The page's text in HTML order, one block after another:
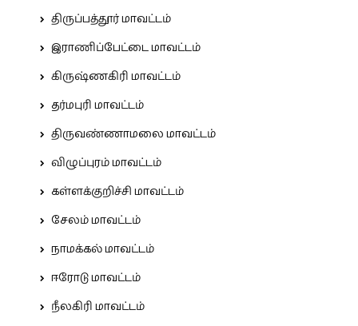
திருப்பத்தூர் மாவட்டம்
இராணிப்பேட்டை மாவட்டம்
கிருஷ்ணகிரி மாவட்டம்
தர்மபுரி மாவட்டம்
திருவண்ணாமலை மாவட்டம்
விழுப்புரம் மாவட்டம்
கள்ளக்குறிச்சி மாவட்டம்
சேலம் மாவட்டம்
நாமக்கல் மாவட்டம்
ஈரோடு மாவட்டம்
நீலகிரி மாவட்டம்